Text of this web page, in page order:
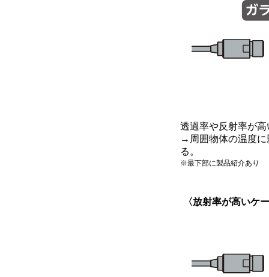
透過率や反射率が
→周囲物体の温度に
る。
※最下部に製品紹介あり
〈放射率が高いケ